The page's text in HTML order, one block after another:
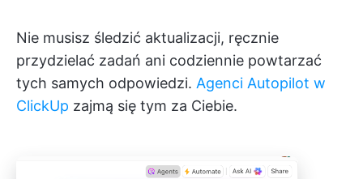
Nie musisz śledzić aktualizacji, ręcznie
przydzielać zadań ani codziennie powtarzać
tych samych odpowiedzi. Agenci Autopilot w
ClickUp zajmą się tym za Ciebie.